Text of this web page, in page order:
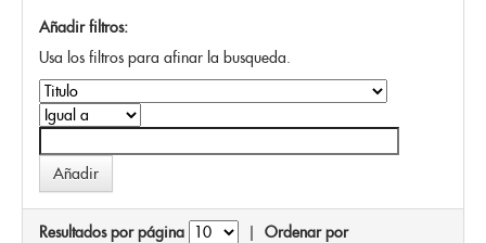
Añadir filtros:
Usa los filtros para afinar la busqueda.
Resultados por página | Ordenar por